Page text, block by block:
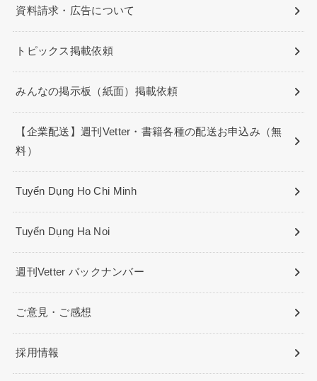
資料請求・広告について
トピックス掲載依頼
みんなの掲示板（紙面）掲載依頼
【企業配送】週刊Vetter・書籍各種の配送お申込み（無
料）
Tuyển Dụng Ho Chi Minh
Tuyển Dụng Ha Noi
週刊Vetter バックナンバー
ご意見・ご感想
採用情報